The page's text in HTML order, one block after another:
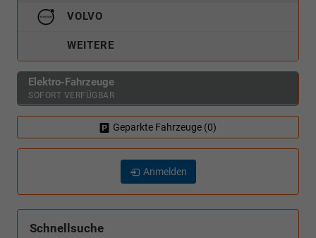
VOLVO
WEITERE
Elektro-Fahrzeuge
SOFORT VERFÜGBAR
Geparkte Fahrzeuge (0)
Anmelden
Schnellsuche